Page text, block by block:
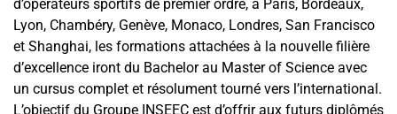
d’opérateurs sportifs de premier ordre, à Paris, Bordeaux,
Lyon, Chambéry, Genève, Monaco, Londres, San Francisco
et Shanghai, les formations attachées à la nouvelle filière
d’excellence iront du Bachelor au Master of Science avec
un cursus complet et résolument tourné vers l’international.
L’objectif du Groupe INSEEC est d’offrir aux futurs diplômés